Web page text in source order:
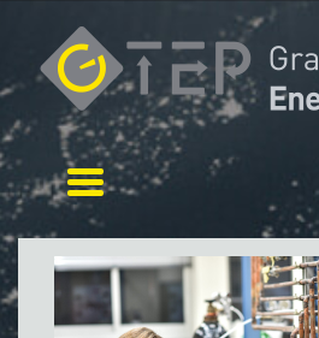
Toggle navigation